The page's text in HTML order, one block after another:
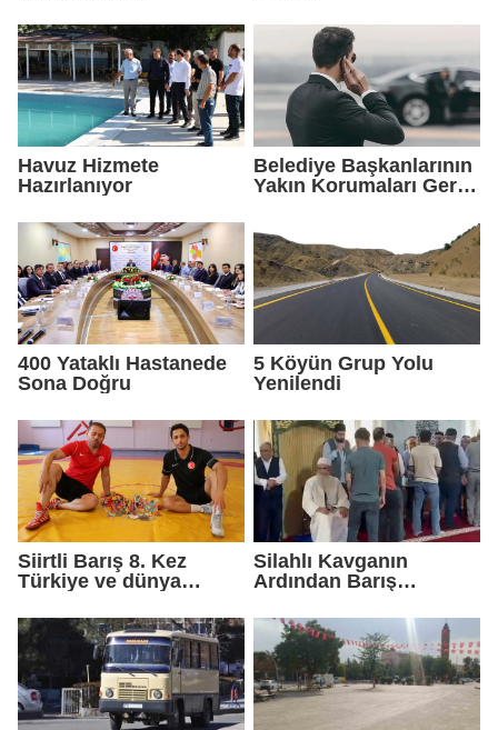
Havuz Hizmete
Hazırlanıyor
Belediye Başkanlarının
Yakın Korumaları Geri
400 Yataklı Hastanede
Sona Doğru
5 Köyün Grup Yolu
Yenilendi
Siirtli Barış 8. Kez
Türkiye ve dünya
Silahlı Kavganın
Ardından Barış